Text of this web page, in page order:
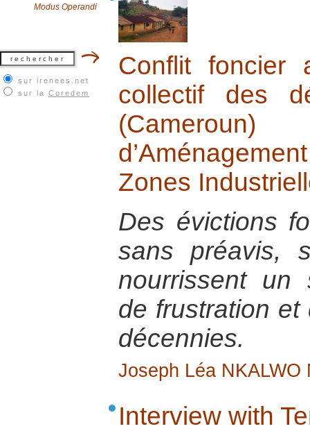
Modus Operandi
sur irenees.net
sur la Coredem
Conflit foncier
collectif des
Zones
Des évictions
sans préavis,
nourrissent un
de frustration et
décennies.
Joseph Léa NKALWO
Interview with